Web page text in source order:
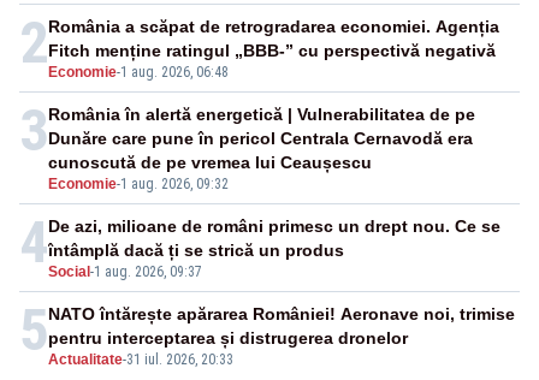
2 Economie-1 aug. 2026, 06:48
România a scăpat de retrogradarea economiei. Agenția
Fitch menține ratingul „BBB-” cu perspectivă negativă
3
Economie-1 aug. 2026, 09:32
România în alertă energetică | Vulnerabilitatea de pe
Dunăre care pune în pericol Centrala Cernavodă era
cunoscută de pe vremea lui Ceaușescu
4Social -1 aug. 2026, 09:37
De azi, milioane de români primesc un drept nou. Ce se
întâmplă dacă ți se strică un produs
5Actualitate-31 iul. 2026, 20:33
NATO întărește apărarea României! Aeronave noi, trimise
pentru interceptarea și distrugerea dronelor